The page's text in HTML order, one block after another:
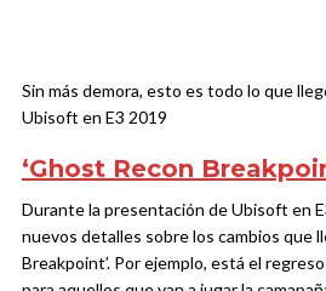
Sin más demora, esto es todo lo que
Ubisoft en E3 2019
‘Ghost Recon
Durante la presentación de Ubisoft en
nuevos detalles sobre los cambios que
Breakpoint’. Por ejemplo, está el